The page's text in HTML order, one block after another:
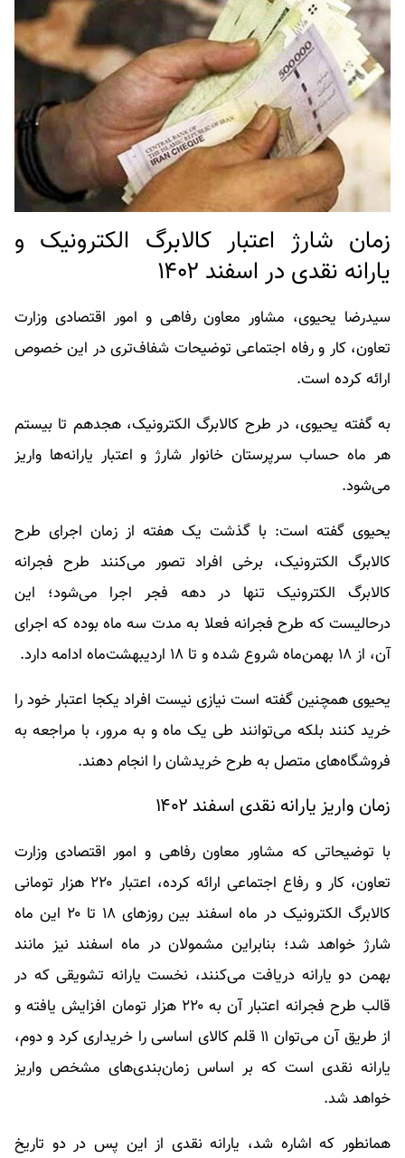
زمان شارژ اعتبار کالابرگ الکترونیک و
یارانه نقدی در اسفند ۱۴۰۲
سیدرضا یحیوی، مشاور معاون رفاهی و امور اقتصادی وزارت
تعاون، کار و رفاه اجتماعی توضیحات شفاف‌تری در این خصوص
ارائه کرده است.
به گفته یحیوی، در طرح کالابرگ الکترونیک، هجدهم تا بیستم
هر ماه حساب سرپرستان خانوار شارژ و اعتبار یارانه‌ها واریز
می‌شود.
یحیوی گفته است: با گذشت یک هفته از زمان اجرای طرح
کالابرگ الکترونیک، برخی افراد تصور می‌کنند طرح فجرانه
کالابرگ الکترونیک تنها در دهه فجر اجرا می‌شود؛ این
درحالیست که طرح فجرانه فعلا به مدت سه ماه بوده که اجرای
آن، از ۱۸ بهمن‌ماه شروع شده و تا ۱۸ اردیبهشت‌ماه ادامه دارد.
یحیوی همچنین گفته است نیازی نیست افراد یکجا اعتبار خود را
خرید کنند بلکه می‌توانند طی یک ماه و به مرور، با مراجعه به
فروشگاه‌های متصل به طرح خریدشان را انجام دهند.
زمان واریز یارانه نقدی اسفند ۱۴۰۲
با توضیحاتی که مشاور معاون رفاهی و امور اقتصادی وزارت
تعاون، کار و رفاع اجتماعی ارائه کرده، اعتبار ۲۲۰ هزار تومانی
کالابرگ الکترونیک در ماه اسفند بین روز‌های ۱۸ تا ۲۰ این ماه
شارژ خواهد شد؛ بنابراین مشمولان در ماه اسفند نیز مانند
بهمن دو یارانه دریافت می‌کنند، نخست یارانه تشویقی که در
قالب طرح فجرانه اعتبار آن به ۲۲۰ هزار تومان افزایش یافته و
از طریق آن می‌توان ۱۱ قلم کالای اساسی را خریداری کرد و دوم،
یارانه نقدی است که بر اساس زمان‌بندی‌های مشخص واریز
خواهد شد.
همانطور که اشاره شد، یارانه نقدی از این پس در دو تاریخ